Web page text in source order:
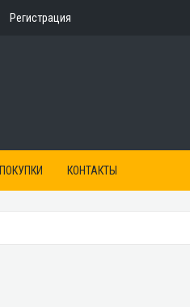
Регистрация
ПОКУПКИ КОНТАКТЫ